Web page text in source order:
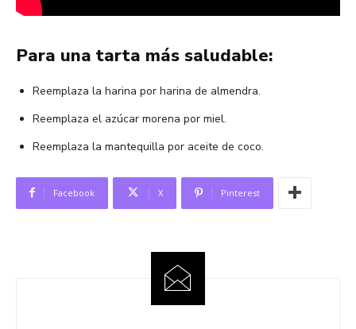
Para una tarta más saludable:
Reemplaza la harina por harina de almendra.
Reemplaza el azúcar morena por miel.
Reemplaza la mantequilla por aceite de coco.
Facebook X Pinterest